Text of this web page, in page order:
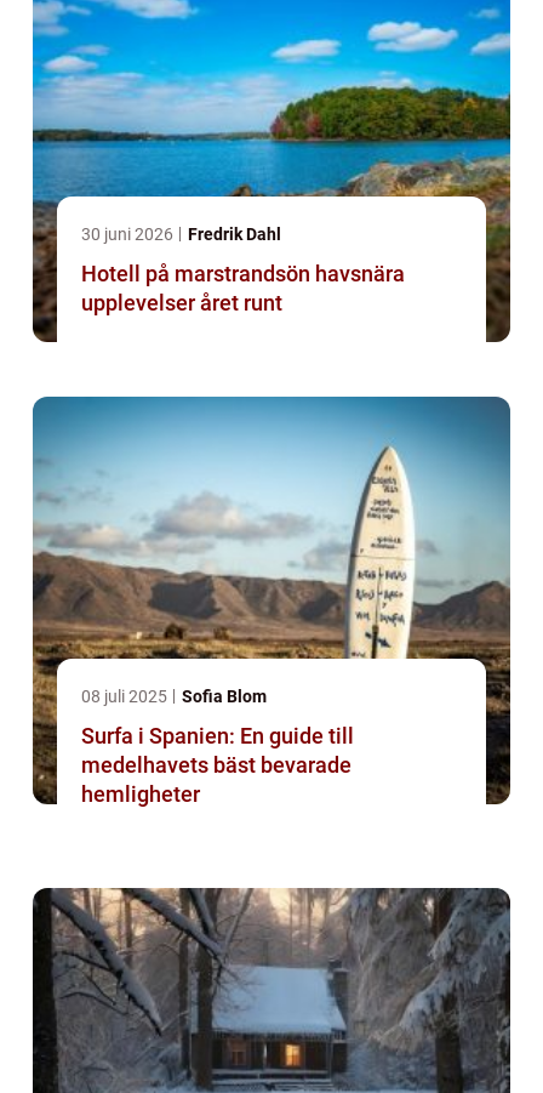
30 juni 2026 Fredrik Dahl
Hotell på marstrandsön havsnära
upplevelser året runt
08 juli 2025 Sofia Blom
Surfa i Spanien: En guide till
medelhavets bäst bevarade
hemligheter